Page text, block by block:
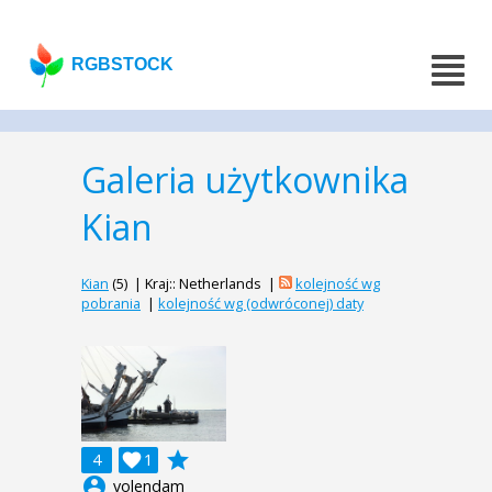
RGBSTOCK
Galeria użytkownika
Kian
Kian (5) | Kraj:: Netherlands |
kolejność wg
pobrania | kolejność wg (odwróconej) daty
4 1

grade
volendam